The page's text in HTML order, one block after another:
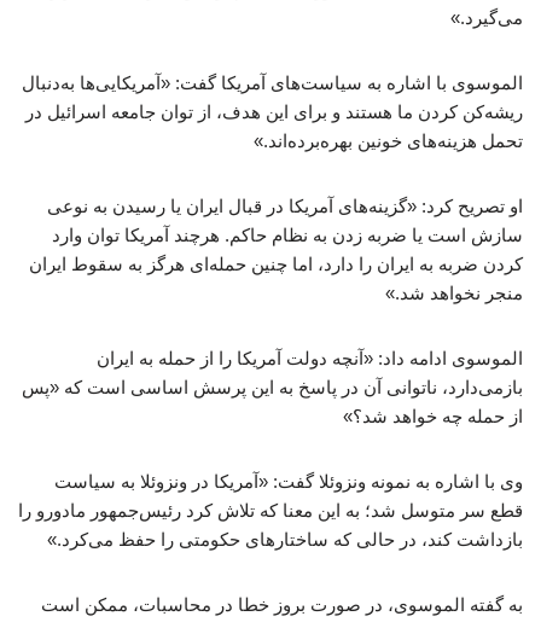
می‌گیرد.»
الموسوی با اشاره به سیاست‌های آمریکا گفت: «آمریکایی‌ها به‌دنبال
ریشه‌کن کردن ما هستند و برای این هدف، از توان جامعه اسرائیل در
تحمل هزینه‌های خونین بهره‌برده‌اند.»
او تصریح کرد: «گزینه‌های آمریکا در قبال ایران یا رسیدن به نوعی
سازش است یا ضربه زدن به نظام حاکم. هرچند آمریکا توان وارد
کردن ضربه به ایران را دارد، اما چنین حمله‌ای هرگز به سقوط ایران
منجر نخواهد شد.»
الموسوی ادامه داد: «آنچه دولت آمریکا را از حمله به ایران
بازمی‌دارد، ناتوانی آن در پاسخ به این پرسش اساسی است که «پس
از حمله چه خواهد شد؟»
وی با اشاره به نمونه ونزوئلا گفت: «آمریکا در ونزوئلا به سیاست
قطع سر متوسل شد؛ به این معنا که تلاش کرد رئیس‌جمهور مادورو را
بازداشت کند، در حالی که ساختارهای حکومتی را حفظ می‌کرد.»
به گفته الموسوی، در صورت بروز خطا در محاسبات، ممکن است